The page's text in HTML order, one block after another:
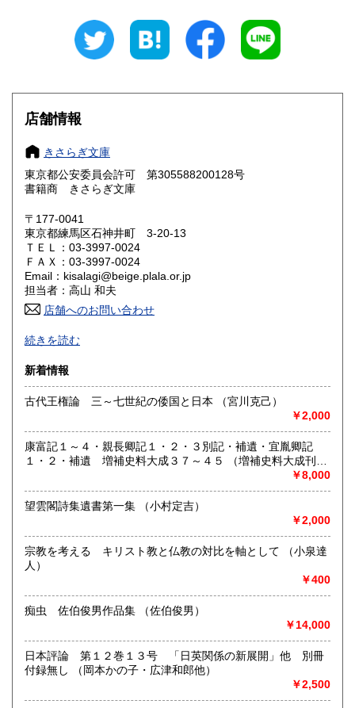
320円 三重県
大阪府
奈良県
鳥取県 320円 島根県
岡山県
山口県 320円
香川県 320円
高知県 320円
佐賀県
熊本県 320円 大分県 320円
320円
沖縄県 320円
店舗情報
きさらぎ文庫
東京都公安委員会許可 第305588200128号
書籍商 きさらぎ文庫
〒177-0041
東京都練馬区石神井町 3-20-13
ＴＥＬ：03-3997-0024
ＦＡＸ：03-3997-0024
Email：kisalagi@beige.plala.or.jp
担当者：高山 和夫
店舗へのお問い合わせ
日本史・近現代史・人文社会科学全般の古書目録発行（休刊
中）。不在がちですのでご来店の場合は事前にご連絡くださ
沿線名：西武池袋線
最寄駅：石神井公園駅すぐ
定休日：水曜日
書籍の買取について
-
-
続きを読む
新着情報
古代王権論 三～七世紀の倭国と日本 （宮川克己）
￥2,000
康富記１～４・親長卿記１・２・３別記・補遺・宜胤卿記
１・２・補遺 増補史料大成３７～４５ （増補史料大成刊行
￥8,000
望雲閣詩集遺書第一集 （小村定吉）
￥2,000
宗教を考える キリスト教と仏教の対比を軸として （小泉達
人）
￥400
痴虫 佐伯俊男作品集 （佐伯俊男）
￥14,000
日本評論 第１２巻１３号 「日英関係の新展開」他 別冊
付録無し （岡本かの子・広津和郎他）
￥2,500